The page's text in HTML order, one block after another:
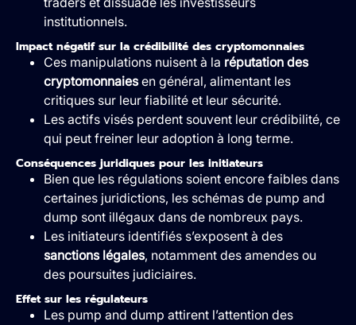
institutionnels.
Impact négatif sur la crédibilité des cryptomonnaies
Ces manipulations nuisent à la réputation des
cryptomonnaiesen général, alimentant les
critiques sur leur fiabilité et leur sécurité.
Les actifs visés perdent souvent leur crédibilité, ce
qui peut freiner leur adoption à long terme.
Conséquences juridiques pour les initiateurs
Bien que les régulations soient encore faibles dans
certaines juridictions, les schémas de pump and
dump sont illégaux dans de nombreux pays.
Les initiateurs identifiés s’exposent à des
sanctions légales, notamment des amendes ou
des poursuites judiciaires.
Effet sur les régulateurs
Les pump and dump attirent l’attention des